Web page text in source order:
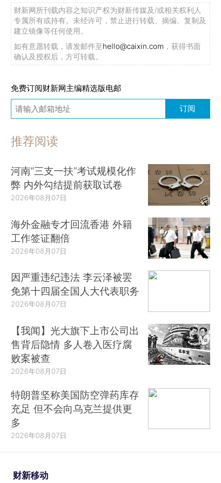
财新网所刊载内容之知识产权为财新传媒及/或相关权利人
专属所有或持有。未经许可，禁止进行转载、摘编、复制及
建立镜像等任何使用。
如有意愿转载，请发邮件至hello@caixin.com ，获得书面
确认及授权后，方可转载。
免费订阅财新网主编精选版电邮
订阅
推荐阅读
河南“三支一扶”考试规模化作
弊 内外勾结提前获取试卷
2026年08月07日
海外金融专才回流香港 外籍
工作签证翻倍
2026年08月07日
因严重违纪违法 李云泽被罢
免第十四届全国人大代表职务
2026年08月07日
【我闻】光大旗下上市公司出
售背后隐情 多人卷入医疗腐
败案被查
2026年08月07日
特朗普坚称美国防空弹药库存
充足 但不会向乌克兰提供更
多
2026年08月07日
财新移动